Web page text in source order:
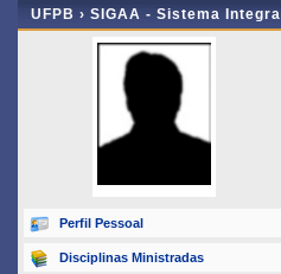
UFPB › SIGAA - Sistema
Perfil Pessoal
Disciplinas Ministradas